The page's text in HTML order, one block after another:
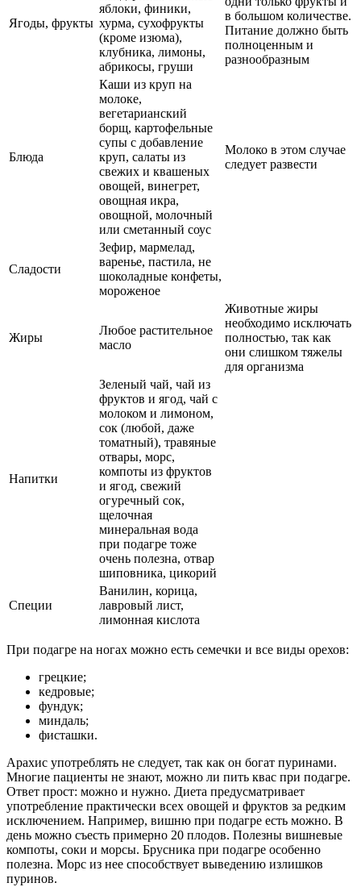
Ягоды, фрукты
яблоки, финики,
хурма, сухофрукты
(кроме изюма),
клубника, лимоны,
абрикосы, груши
в большом количестве.
Питание должно быть
полноценным и
разнообразным
Блюда
Каши из круп на
молоке,
вегетарианский
борщ, картофельные
супы с добавление
круп, салаты из
свежих и квашеных
овощей, винегрет,
овощная икра,
овощной, молочный
или сметанный соус
Молоко в этом случае
следует развести
Сладости
Зефир, мармелад,
варенье, пастила, не
шоколадные конфеты,
мороженое
Жиры
Любое растительное
масло
Животные жиры
необходимо исключать
полностью, так как
они слишком тяжелы
для организма
Напитки
Зеленый чай, чай из
фруктов и ягод, чай с
молоком и лимоном,
сок (любой, даже
томатный), травяные
отвары, морс,
компоты из фруктов
и ягод, свежий
огуречный сок,
щелочная
минеральная вода
при подагре тоже
очень полезна, отвар
шиповника, цикорий
Специи
Ванилин, корица,
лавровый лист,
лимонная кислота
При подагре на ногах можно есть семечки и все виды орехов:
грецкие;
кедровые;
фундук;
миндаль;
фисташки.
Арахис употреблять не следует, так как он богат пуринами.
Многие пациенты не знают, можно ли пить квас при подагре.
Ответ прост: можно и нужно. Диета предусматривает
употребление практически всех овощей и фруктов за редким
исключением. Например, вишню при подагре есть можно. В
день можно съесть примерно 20 плодов. Полезны вишневые
компоты, соки и морсы. Брусника при подагре особенно
полезна. Морс из нее способствует выведению излишков
пуринов.